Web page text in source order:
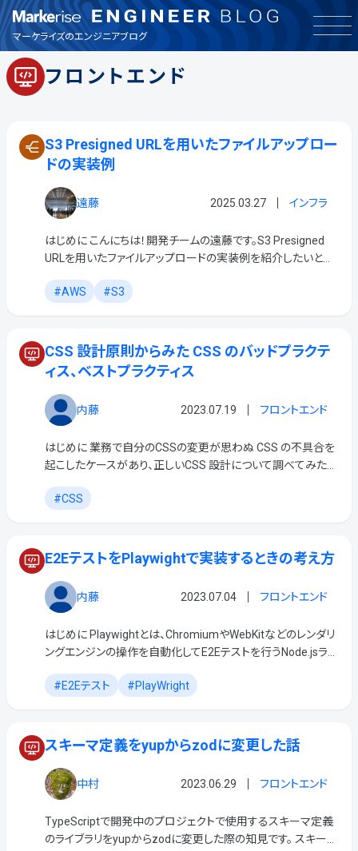
マーケライズのエンジニアブログ
インフラ
お知らせ
バックエンド
フロントエンド
品質保証
製品
フロントエンド
S3 Presigned URLを用いたファイルアップロー
ドの実装例
遠藤 2025.03.27 インフラ
はじめに こんにちは！開発チームの遠藤です。S3 Presigned
URLを用いたファイルアップロードの実装例を紹介したいと思
ージサー […]
AWS S3
CSS 設計原則からみた CSS のバッドプラクテ
ィス、ベストプラクティス
内藤 2023.07.19 フロントエンド
はじめに 業務で自分のCSSの変更が思わぬ CSS の不具合を
起こしたケースがあり、正しいCSS 設計について調べてみたい
Philip Walton 氏 […]
CSS
E2EテストをPlaywightで実装するときの考え方
内藤 2023.07.04 フロントエンド
はじめに Playwightとは、ChromiumやWebKitなどのレンダリ
ングエンジンの操作を自動化してE2Eテストを行うNode.jsライ
グのサービス […]
E2Eテスト PlayWright
スキーマ定義をyupからzodに変更した話
中村 2023.06.29 フロントエンド
TypeScriptで開発中のプロジェクトで使用するスキーマ定義
のライブラリをyupからzodに変更した際の知見です。 スキーマ